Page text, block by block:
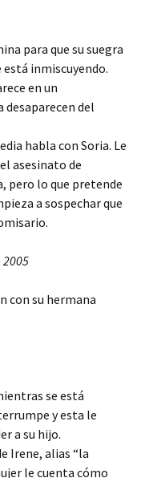
para que su suegra
está inmiscuyendo.
en un
desaparecen del
habla con Soria. Le
asesinato de
pero lo que pretende
a sospechar que
2005
con su hermana
se está
y esta le
a su hijo.
Irene, alias “la
le cuenta cómo